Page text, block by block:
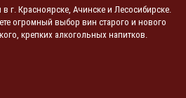
г. Красноярске, Ачинске и Лесосибирске.
огромный выбор вин старого и нового
крепких алкогольных напитков.